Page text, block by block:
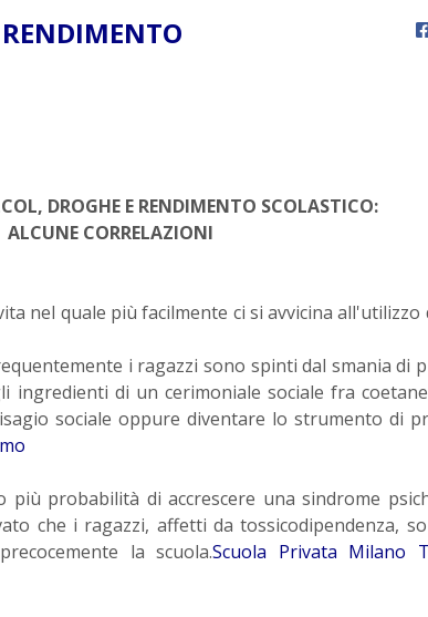
DROGHE E RENDIMENTO SCOLASTICO:
ALCUNE CORRELAZIONI
nel quale più facilmente ci si avvicina all'utilizzo
i ragazzi sono spinti dal smania di
ingredienti di un cerimoniale sociale fra
sociale oppure diventare lo strumento di
probabilità di accrescere una sindrome
che i ragazzi, affetti da tossicodipendenza,
la scuola.Scuola Privata Milano